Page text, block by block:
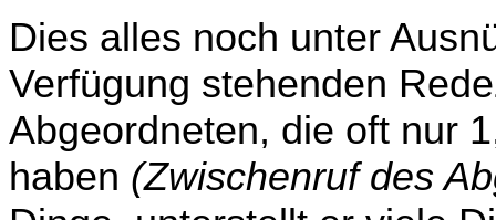
Dies alles noch unter
Verfügung stehenden
Abgeordneten, die oft nur
haben (Zwischenruf des